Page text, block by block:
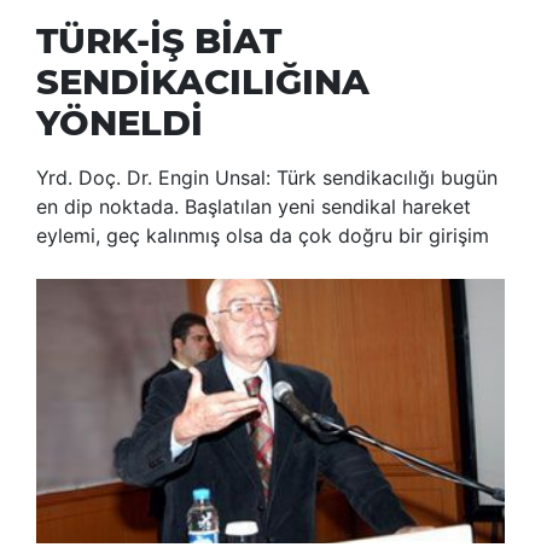
TÜRK-İŞ BİAT
SENDİKACILIĞINA
YÖNELDİ
Yrd. Doç. Dr. Engin Unsal: Türk sendikacılığı bugün
en dip noktada. Başlatılan yeni sendikal hareket
eylemi, geç kalınmış olsa da çok doğru bir girişim